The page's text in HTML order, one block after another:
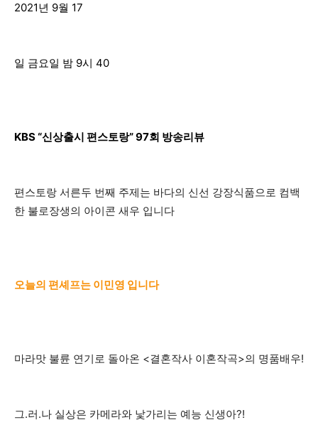
2021년 9월 17
일 금요일 밤 9시 40
KBS “신상출시 편스토랑” 97회 방송리뷰
편스토랑 서른두 번째 주제는 바다의 신선 강장식품으로 컴백
한 불로장생의 아이콘 새우 입니다
오늘의 편셰프는 이민영 입니다
마라맛 불륜 연기로 돌아온 <결혼작사 이혼작곡>의 명품배우!
그.러.나 실상은 카메라와 낯가리는 예능 신생아?!